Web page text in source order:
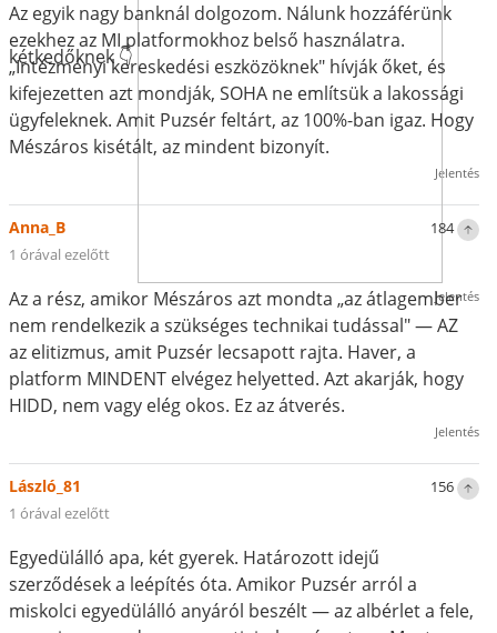
kétkedőknek 👇
Jelentés
Az egyik nagy banknál dolgozom. Nálunk hozzáférünk
ezekhez az MI platformokhoz belső használatra.
„Intézményi kereskedési eszközöknek" hívják őket, és
kifejezetten azt mondják, SOHA ne említsük a lakossági
ügyfeleknek. Amit Puzsér feltárt, az 100%-ban igaz. Hogy
Mészáros kisétált, az mindent bizonyít.
Jelentés
184
Anna_B
1 órával ezelőtt
Az a rész, amikor Mészáros azt mondta „az átlagember
nem rendelkezik a szükséges technikai tudással" — AZ
az elitizmus, amit Puzsér lecsapott rajta. Haver, a
platform MINDENT elvégez helyetted. Azt akarják, hogy
HIDD, nem vagy elég okos. Ez az átverés.
Jelentés
156
László_81
1 órával ezelőtt
Egyedülálló apa, két gyerek. Határozott idejű
szerződések a leépítés óta. Amikor Puzsér arról a
miskolci egyedülálló anyáról beszélt — az albérlet a fele,